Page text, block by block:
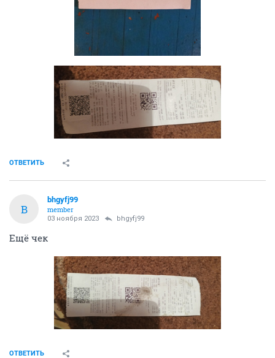
ОТВЕТИТЬ
B
bhgyfj99
member
03 ноября 2023 bhgyfj99
Ещё чек
ОТВЕТИТЬ